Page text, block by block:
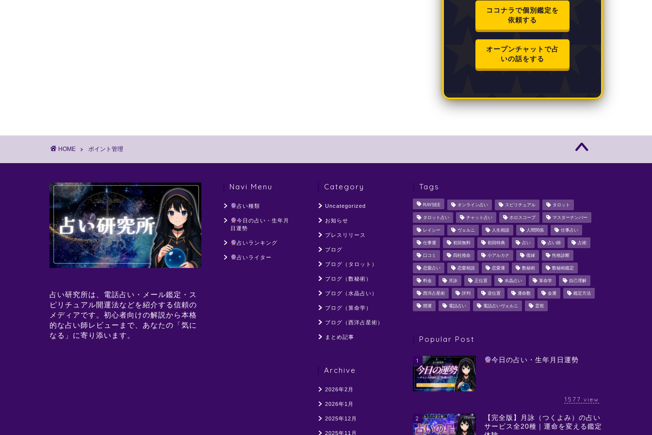
ココナラで個別鑑定を
依頼する
オープンチャットで占
いの話をする
HOME ポイント管理
占い研究所は、電話占い・メール鑑定・ス
ピリチュアル開運法などを紹介する信頼の
メディアです。初心者向けの解説から本格
的な占い師レビューまで、あなたの「気に
なる」に寄り添います。
Navi Menu
占い種類
今日の占い・生年月
日運勢
占いランキング
占いライター
Category
Uncategorized
お知らせ
プレスリリース
ブログ
ブログ（タロット）
ブログ（数秘術）
ブログ（水晶占い）
ブログ（算命学）
ブログ（西洋占星術）
まとめ記事
Archive
2026年2月
2026年1月
2025年12月
2025年11月
Tags
RAYSEE オンライン占い スピリチュアル タロット
タロット占い チャット占い ホロスコープ マスターナンバー
レイシー ヴェルニ 人生相談 人間関係 仕事占い
仕事運 初回無料 初回特典 占い 占い師 占術
口コミ 四柱推命 小アルカナ 復縁 性格診断
恋愛占い 恋愛相談 恋愛運 数秘術 数秘術鑑定
料金 月詠 正位置 水晶占い 算命学 自己理解
西洋占星術 評判 逆位置 運命数 金運 鑑定方法
開運 電話占い 電話占いヴェルニ 霊視
Popular Post
1 今日の占い・生年月日運勢
1577 view
2
【完全版】月詠（つくよみ）の占い
サービス全20種｜運命を変える鑑定